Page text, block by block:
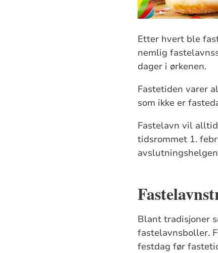
Etter hvert ble
nemlig
dager i ørkenen.
Fastetiden varer
som ikke er
Fastelavn vil
tidsrommet 1.
Blant tradisjoner
fastelavnsboller.
festdag før